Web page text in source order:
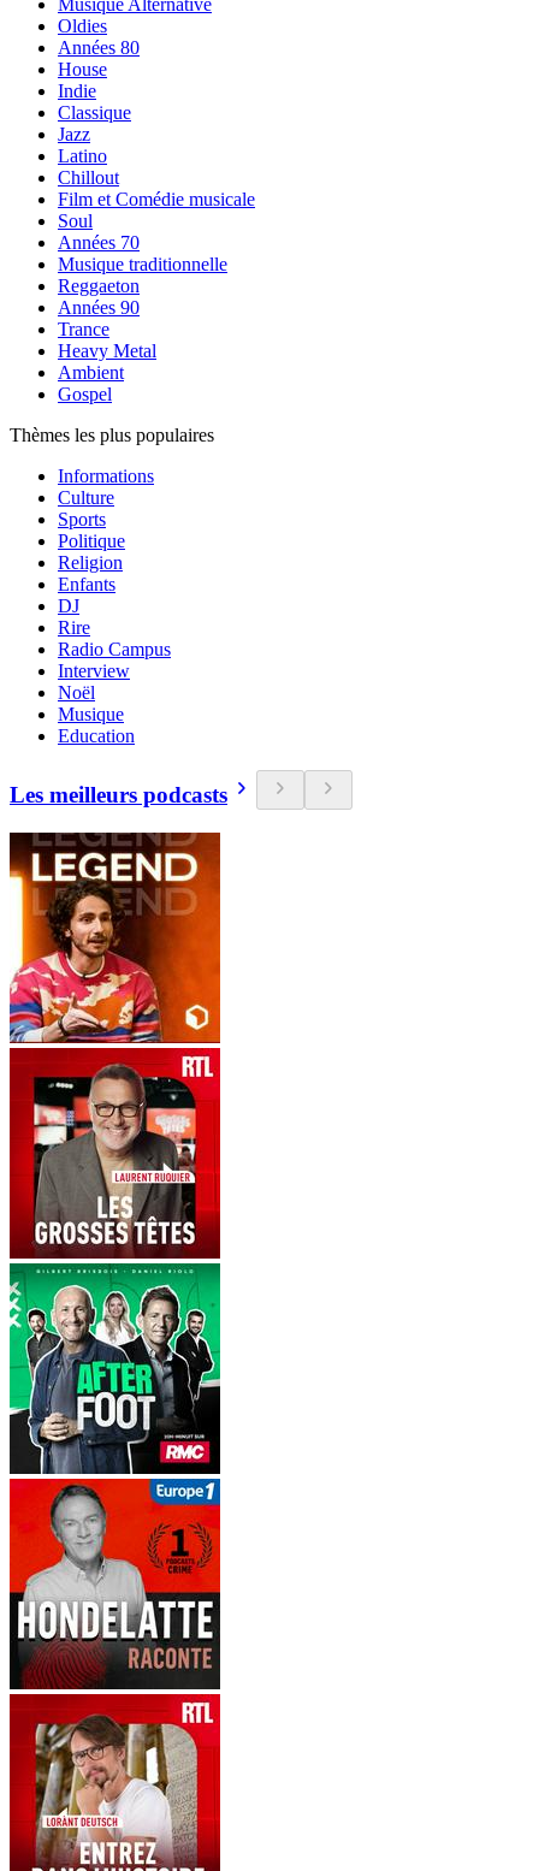
Musique Alternative
Oldies
Années 80
House
Indie
Classique
Jazz
Latino
Chillout
Film et Comédie musicale
Soul
Années 70
Musique traditionnelle
Reggaeton
Années 90
Trance
Heavy Metal
Ambient
Gospel
Thèmes les plus populaires
Informations
Culture
Sports
Politique
Religion
Enfants
DJ
Rire
Radio Campus
Interview
Noël
Musique
Education
Les meilleurs podcasts